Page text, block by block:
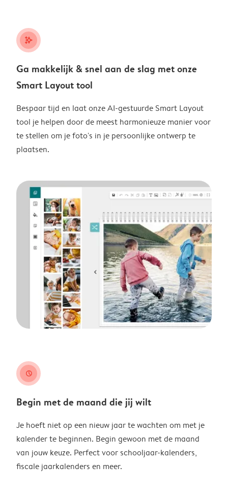
stars_plus
Ga makkelijk & snel aan de slag met onze
Smart Layout tool
Bespaar tijd en laat onze AI-gestuurde Smart Layout
tool je helpen door de meest harmonieuze manier voor
te stellen om je foto's in je persoonlijke ontwerp te
plaatsen.
clock
Begin met de maand die jij wilt
Je hoeft niet op een nieuw jaar te wachten om met je
kalender te beginnen. Begin gewoon met de maand
van jouw keuze. Perfect voor schooljaar-kalenders,
fiscale jaarkalenders en meer.